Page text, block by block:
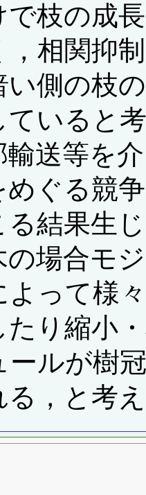
で枝の成
，相関抑
い側の枝
ていると
輸送等を
めぐる競
る結果生
の場合モ
よって様
たり縮小
ールが樹
る，と考